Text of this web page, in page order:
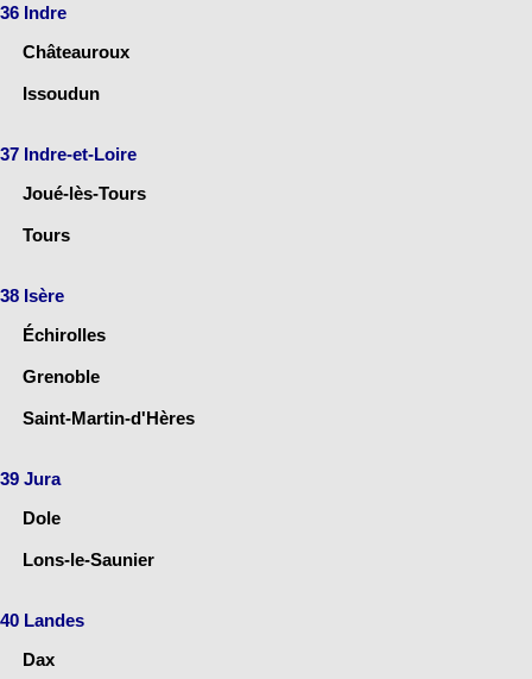
36 Indre
Châteauroux
Issoudun
37 Indre-et-Loire
Joué-lès-Tours
Tours
38 Isère
Échirolles
Grenoble
Saint-Martin-d'Hères
39 Jura
Dole
Lons-le-Saunier
40 Landes
Dax